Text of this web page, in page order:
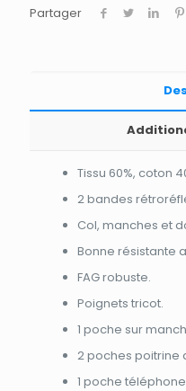
Partager
Tissu 60%, coton
2 bandes
Col, manches et
Bonne résistante
FAG robuste.
Poignets tricot.
1 poche sur
2 poches poitrine
1 poche